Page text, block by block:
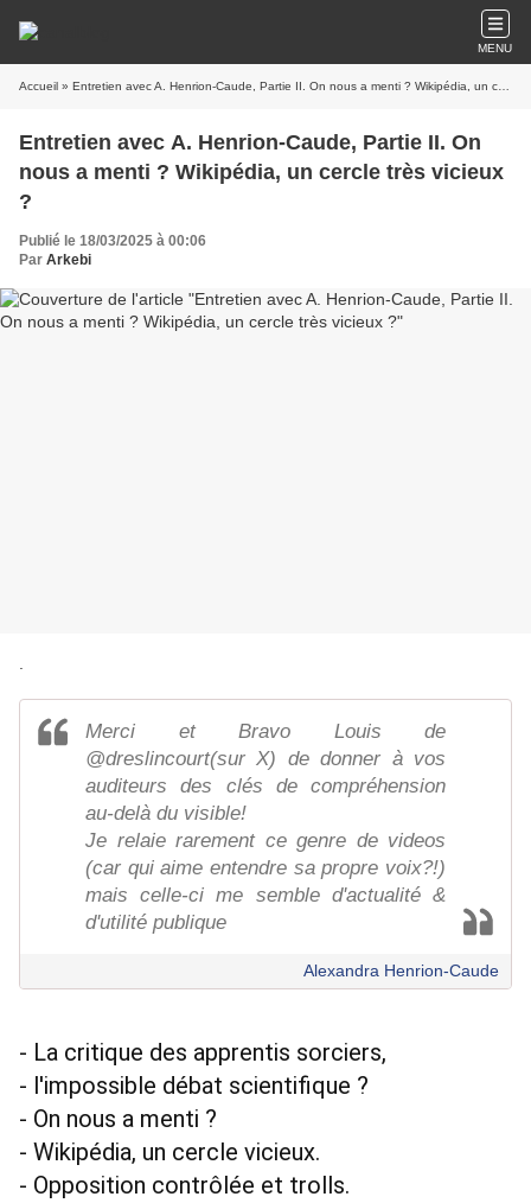
MENU
Accueil » Entretien avec A. Henrion-Caude, Partie II. On nous a menti ? Wikipédia, un cercle très vicieux ?
Entretien avec A. Henrion-Caude, Partie II. On
nous a menti ? Wikipédia, un cercle très vicieux
?
Publié le 18/03/2025 à 00:06
Par Arkebi
Merci et Bravo Louis de
@dreslincourt(sur X) de donner à vos
auditeurs des clés de compréhension
au-delà du visible!
Je relaie rarement ce genre de videos
(car qui aime entendre sa propre voix?!)
mais celle-ci me semble d'actualité &
d'utilité publique
Alexandra Henrion-Caude
- La critique des apprentis sorciers,
- l'impossible débat scientifique ?
- On nous a menti ?
- Wikipédia, un cercle vicieux.
- Opposition contrôlée et trolls.